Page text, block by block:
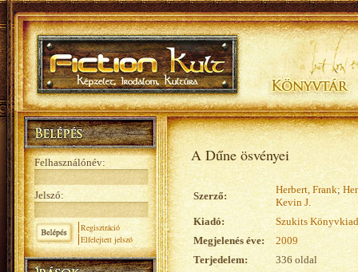
Felhasználónév:
Jelszó:
Regisztráció
Elfelejtett jelszó
A Dűne ösvényei
Szerző:
Herbert, Frank;
Kevin J.
Kiadó:
Szukits
Megjelenés éve:
2009
Terjedelem:
336 oldal